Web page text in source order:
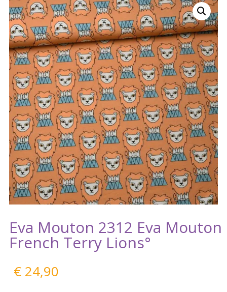
Eva Mouton 2312 Eva Mouton
French Terry Lions°
€24,90